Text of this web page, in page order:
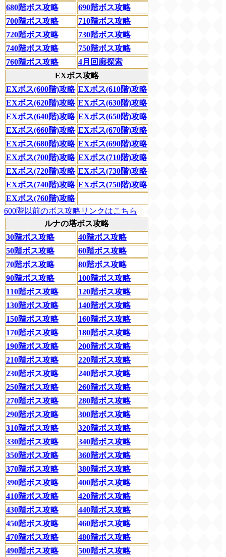
680階ボス攻略
690階ボス攻略
700階ボス攻略
710階ボス攻略
720階ボス攻略
730階ボス攻略
740階ボス攻略
750階ボス攻略
760階ボス攻略
4月回廊探索
EXボス攻略
EXボス(600階)攻略 EXボス(610階)攻略
EXボス(620階)攻略 EXボス(630階)攻略
EXボス(640階)攻略 EXボス(650階)攻略
EXボス(660階)攻略 EXボス(670階)攻略
EXボス(680階)攻略 EXボス(690階)攻略
EXボス(700階)攻略 EXボス(710階)攻略
EXボス(720階)攻略 EXボス(730階)攻略
EXボス(740階)攻略 EXボス(750階)攻略
EXボス(760階)攻略
600階以前のボス攻略リンクはこちら
ルナの塔ボス攻略
30階ボス攻略
40階ボス攻略
50階ボス攻略
60階ボス攻略
70階ボス攻略
80階ボス攻略
90階ボス攻略
100階ボス攻略
110階ボス攻略
120階ボス攻略
130階ボス攻略
140階ボス攻略
150階ボス攻略
160階ボス攻略
170階ボス攻略
180階ボス攻略
190階ボス攻略
200階ボス攻略
210階ボス攻略
220階ボス攻略
230階ボス攻略
240階ボス攻略
250階ボス攻略
260階ボス攻略
270階ボス攻略
280階ボス攻略
290階ボス攻略
300階ボス攻略
310階ボス攻略
320階ボス攻略
330階ボス攻略
340階ボス攻略
350階ボス攻略
360階ボス攻略
370階ボス攻略
380階ボス攻略
390階ボス攻略
400階ボス攻略
410階ボス攻略
420階ボス攻略
430階ボス攻略
440階ボス攻略
450階ボス攻略
460階ボス攻略
470階ボス攻略
480階ボス攻略
490階ボス攻略
500階ボス攻略